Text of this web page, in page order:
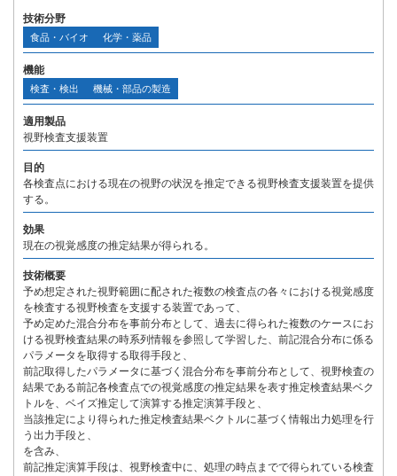
技術分野
食品・バイオ 化学・薬品
機能
検査・検出 機械・部品の製造
適用製品
視野検査支援装置
目的
各検査点における現在の視野の状況を推定できる視野検査支援装置を提供
する。
効果
現在の視覚感度の推定結果が得られる。
技術概要
予め想定された視野範囲に配された複数の検査点の各々における視覚感度
を検査する視野検査を支援する装置であって、
予め定めた混合分布を事前分布として、過去に得られた複数のケースにお
ける視野検査結果の時系列情報を参照して学習した、前記混合分布に係る
パラメータを取得する取得手段と、
前記取得したパラメータに基づく混合分布を事前分布として、視野検査の
結果である前記各検査点での視覚感度の推定結果を表す推定検査結果ベク
トルを、ベイズ推定して演算する推定演算手段と、
当該推定により得られた推定検査結果ベクトルに基づく情報出力処理を行
う出力手段と、
を含み、
前記推定演算手段は、視野検査中に、処理の時点までで得られている検査